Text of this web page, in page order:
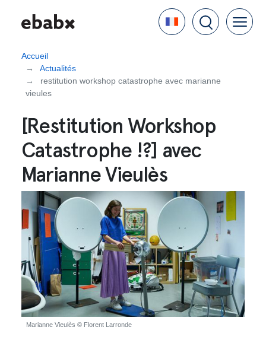
contenu
Language
Accueil
Actualités
restitution workshop catastrophe avec marianne
vieules
[Restitution Workshop
Catastrophe !?] avec
Marianne Vieulès
Marianne Vieulès © Florent Larronde